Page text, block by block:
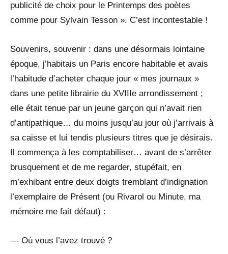
publicité de choix pour le Printemps des poètes
comme pour Sylvain Tesson ». C’est incontestable !
Souvenirs, souvenir : dans une désormais lointaine
époque, j’habitais un Paris encore habitable et avais
l’habitude d’acheter chaque jour « mes journaux »
dans une petite librairie du XVIIIe arrondissement ;
elle était tenue par un jeune garçon qui n’avait rien
d’antipathique… du moins jusqu’au jour où j’arrivais à
sa caisse et lui tendis plusieurs titres que je désirais.
Il commença à les comptabiliser… avant de s’arrêter
brusquement et de me regarder, stupéfait, en
m’exhibant entre deux doigts tremblant d’indignation
l’exemplaire de Présent (ou Rivarol ou Minute, ma
mémoire me fait défaut) :
— Où vous l’avez trouvé ?